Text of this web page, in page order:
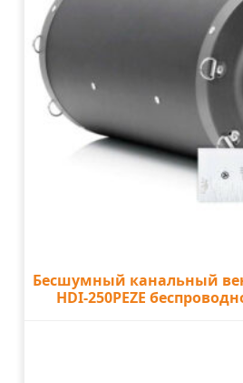
Бесшумный канальный
HDI-250PEZE